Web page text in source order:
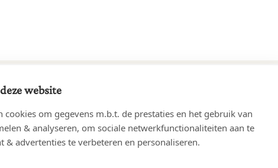
05/2026
notaires associés(4700 Eupen)
website
cookies om gegevens m.b.t. de prestaties en het gebruik van
& analyseren, om sociale netwerkfunctionaliteiten aan te
& advertenties te verbeteren en personaliseren.